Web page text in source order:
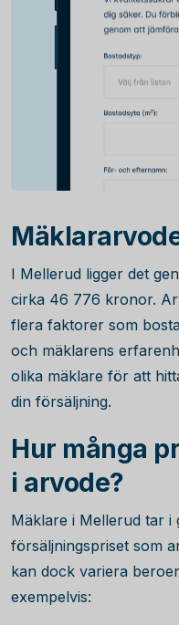
I Mellerud ligger det
cirka 46 776 kronor.
flera faktorer som
och mäklarens
olika mäklare för att
din försäljning.
Hur många
i arvode?
Mäklare i Mellerud tar i
försäljningspriset som
kan dock variera
exempelvis: